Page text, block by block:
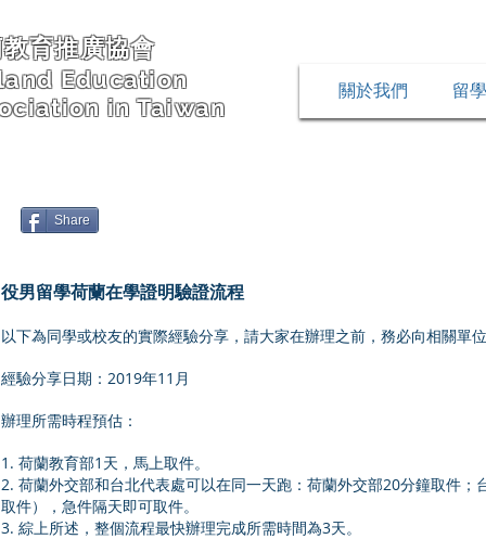
育推廣協會
Education
in Taiwan
關於我們 留
Share
役男留學荷蘭在學證明驗證流程
以下為同學或校友的實際經驗分享，請大家在辦理之前，務必向相關單
經驗分享日期：2019年11月
辦理所需時程預估：
1. 荷蘭教育部1天，馬上取件。
2. 荷蘭外交部和台北代表處可以在同一天跑：荷蘭外交部20分鐘取件
取件），急件隔天即可取件。
3. 綜上所述，整個流程最快辦理完成所需時間為3天。